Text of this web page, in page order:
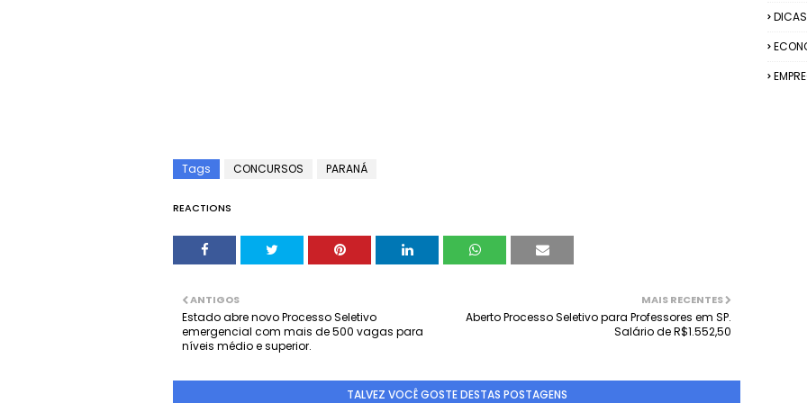
Tags CONCURSOS PARANÁ
REACTIONS
MAIS RECENTES
Aberto Processo Seletivo para Professores em SP.
Salário de R$1.552,50
ANTIGOS
Estado abre novo Processo Seletivo
emergencial com mais de 500 vagas para
níveis médio e superior.
TALVEZ VOCÊ GOSTE DESTAS POSTAGENS
DICAS